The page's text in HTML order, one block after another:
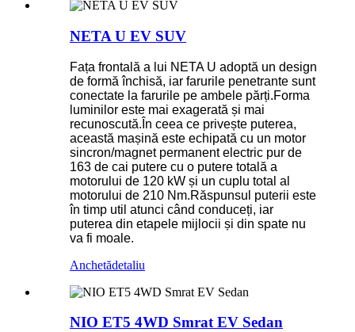
NETA U EV SUV
Fața frontală a lui NETA U adoptă un design
de formă închisă, iar farurile penetrante sunt
conectate la farurile pe ambele părți.Forma
luminilor este mai exagerată și mai
recunoscută.În ceea ce privește puterea,
această mașină este echipată cu un motor
sincron/magnet permanent electric pur de
163 de cai putere cu o putere totală a
motorului de 120 kW și un cuplu total al
motorului de 210 Nm.Răspunsul puterii este
în timp util atunci când conduceți, iar
puterea din etapele mijlocii și din spate nu
va fi moale.
Anchetădetaliu
NIO ET5 4WD Smrat EV Sedan